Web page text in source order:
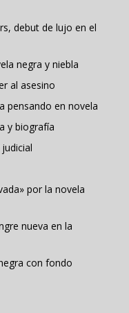
debut de lujo en el
negra y niebla
al asesino
pensando en novela
y biografía
por la novela
nueva en la
con fondo